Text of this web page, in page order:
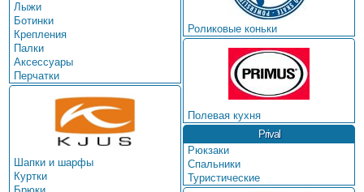
Лыжи
Ботинки
Крепления
Палки
Аксессуары
Перчатки
Шапки и шарфы
Куртки
Роликовые коньки
Полевая кухня
Prival
Рюкзаки
Спальники
Туристические